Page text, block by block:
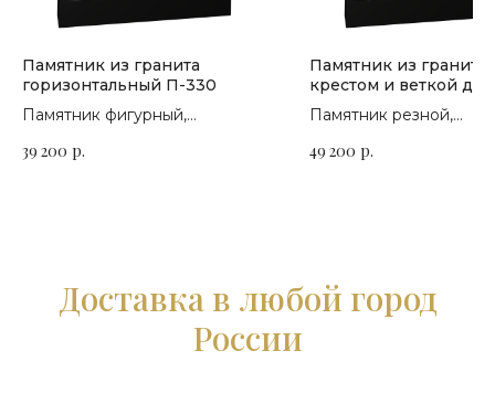
Памятник из гранита
горизонтальный П-330
Памятник фигурный,
на выбор
39 200 р.
Памятник из гранита
крестом и веткой
П-171
Памятник резной,
на выбор
49 200 р.
Доставка в любой город
России